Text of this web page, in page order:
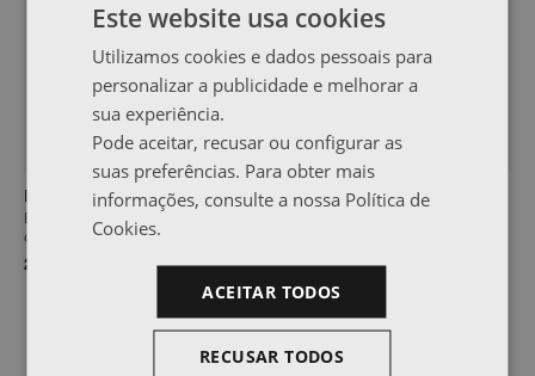
Barreira de proteção para
camas e beliches
25,99 €
GARO
Este website usa cookies
Utilizamos cookies e dados pessoais para
personalizar a publicidade e melhorar a
sua experiência.
Pode aceitar, recusar ou configurar as
suas preferências. Para obter mais
informações, consulte a nossa Política de
Cookies.
ACEITAR TODOS
RECUSAR TODOS